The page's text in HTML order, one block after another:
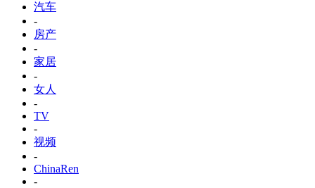
汽车
-
房产
-
家居
-
女人
-
TV
-
视频
-
ChinaRen
-